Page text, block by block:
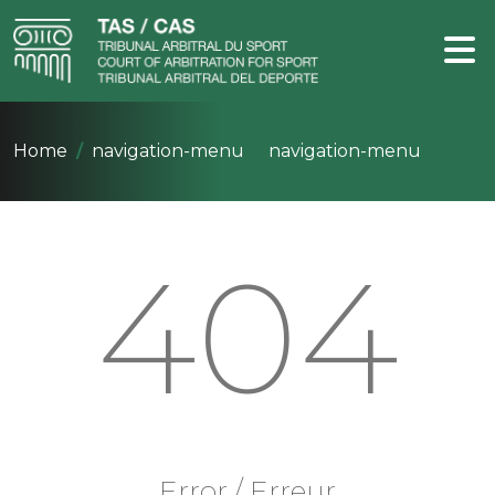
Home navigation-menu navigation-menu
404